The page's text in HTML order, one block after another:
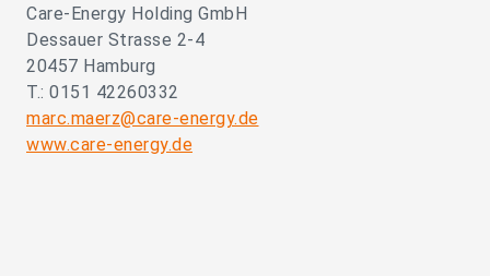
Care-Energy Holding GmbH
Dessauer Strasse 2-4
20457 Hamburg
T.: 0151 42260332
marc.maerz@care-energy.de
www.care-energy.de